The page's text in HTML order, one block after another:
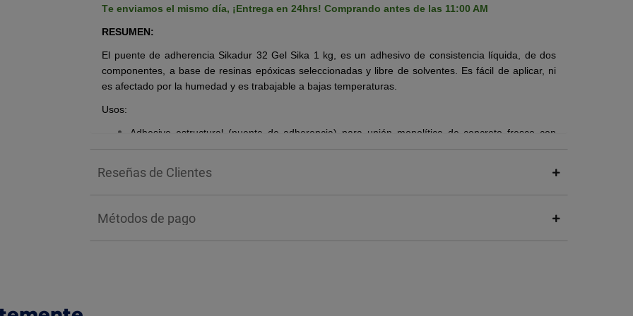
Te enviamos el mismo día, ¡Entrega en 24hrs! Comprando antes de las 11:00 AM
RESUMEN:
El puente de adherencia Sikadur 32 Gel Sika 1 kg, es un adhesivo de consistencia líquida, de dos
componentes, a base de resinas epóxicas seleccionadas y libre de solventes. Es fácil de aplicar, ni
es afectado por la humedad y es trabajable a bajas temperaturas.
Usos:
Adhesivo estructural (puente de adherencia) para unión monolítica de concreto fresco con
concreto endurecido.
fibrocemento, madera.
Adhesivo (puente de adherencia) entre concreto existente y mortero de reparación en
En anclajes de pernos en concreto o roca, donde se requiere una puesta en servicio rápida
(24 horas).
Reseñas de Clientes
Métodos de pago